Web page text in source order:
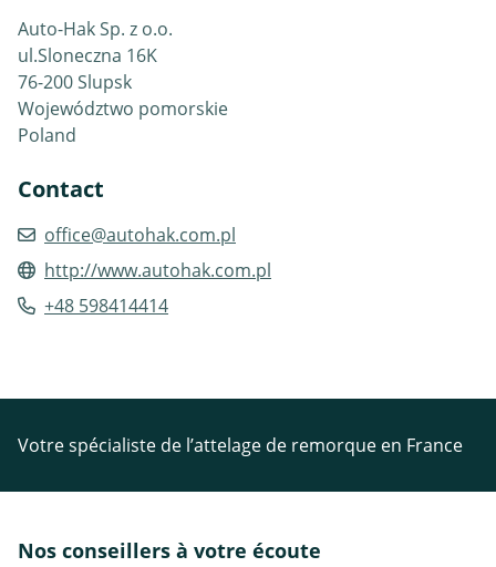
Auto-Hak Sp. z o.o.
ul.Sloneczna 16K
76-200 Slupsk
Województwo pomorskie
Poland
Contact
office@autohak.com.pl
http://www.autohak.com.pl
+48 598414414
Votre spécialiste de l’attelage de remorque en France
Nos conseillers à votre écoute